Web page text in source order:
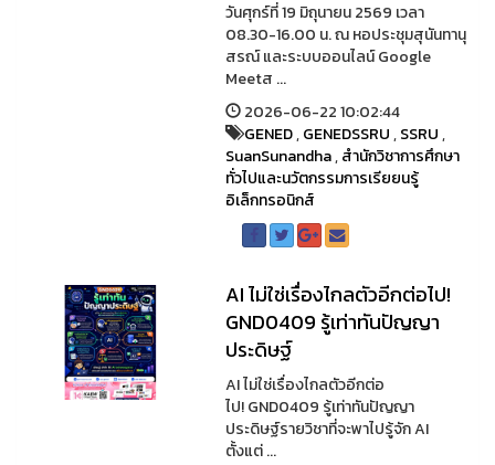
วันศุกร์ที่ 19 มิถุนายน 2569 เวลา
08.30-16.00 น. ณ หอประชุมสุนันทานุ
สรณ์ และระบบออนไลน์ Google
Meetส ...
2026-06-22 10:02:44
GENED,GENEDSSRU,SSRU,
SuanSunandha,สำนักวิชาการศึกษา
ทั่วไปและนวัตกรรมการเรียยนรู้
อิเล็กทรอนิกส์
AI ไม่ใช่เรื่องไกลตัวอีกต่อไป!
GND0409 รู้เท่าทันปัญญา
ประดิษฐ์
AI ไม่ใช่เรื่องไกลตัวอีกต่อ
ไป! GND0409 รู้เท่าทันปัญญา
ประดิษฐ์รายวิชาที่จะพาไปรู้จัก AI
ตั้งแต่ ...